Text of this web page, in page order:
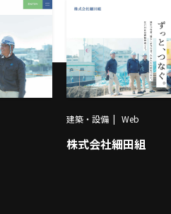
建築・設備 Web
株式会社細田組